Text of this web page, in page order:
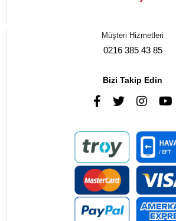
Müşteri Hizmetleri
0216 385 43 85
Bizi Takip Edin